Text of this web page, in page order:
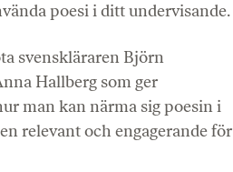
poesi i ditt undervisande.
svenskläraren Björn
Hallberg som ger
man kan närma sig poesin i
relevant och engagerande för